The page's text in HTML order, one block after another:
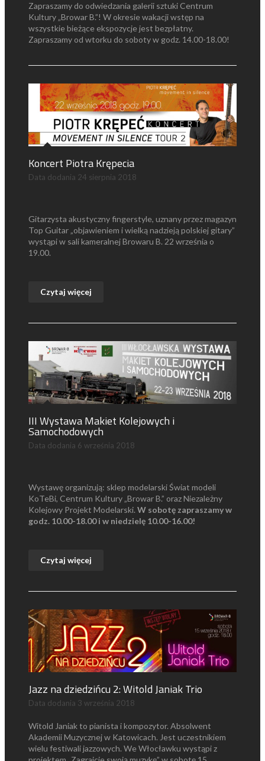
Zapraszamy do odwiedzania galerii sztuki Centrum
Kultury „Browar B.”! W okresie wakacji wstęp na
wszystkie bieżące ekspozycje jest bezpłatny.
Zapraszamy od wtorku do soboty w godz. 14.00-18.00!
Koncert Piotra Krępecia
Data dodania 24 sierpnia 2018
Gitarzysta akustyczny fingerstyle, uznany przez magazyn
Top Guitar „objawieniem i wielką nadzieją polskiej gitary”
wystąpi w sali kameralnej Browaru B. 22 września o
19.00.
Czytaj więcej
III Wystawa Makiet Kolejowych i
Samochodowych
Data dodania 6 września 2018
Wystawę organizują: sklep modelarski Świat modeli
KoTeBi, Centrum Kultury „Browar B.” oraz Niezależny
Kolejowy Projekt Modelarski. W sobotę zapraszamy w
godz. 10.00-18.00 i w niedzielę 10.00-16.00!
Czytaj więcej
Jazz na dziedzińcu 2: Witold Janiak Trio
Data dodania 3 września 2018
Witold Janiak to pianista i kompozytor. Absolwent
Akademii Muzycznej w Katowicach. Jest uczestnikiem
wielu festiwali jazzowych. We Włocławku wystąpi z